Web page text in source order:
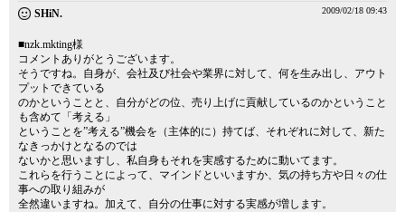
SHiN. 2009/02/18 09:43
■nzk.mkting様
コメントありがとうございます。
そうですね。自身が、会社及び社会や業界に対して、何を生み出し、アウト
プットできている
のかということと、自分がどの位、売り上げに貢献しているのかということ
も含めて「考える」
ということを”考える”機会を（主体的に）持てば、それぞれに対して、新た
なきっかけとなるのでは
ないかと思いますし、私自身もそれを実感するために動いてます。
これらを行うことによって、マインドといいますか、気の持ち方や日々の仕
事への取り組みが
全然違いますね。加えて、自分の仕事に対する実感が増します。